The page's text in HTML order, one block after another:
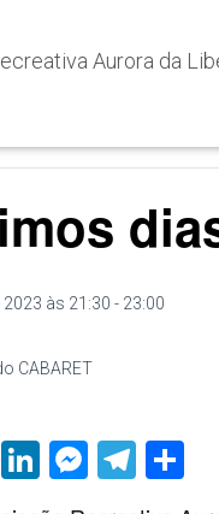
às 21:30 - 23:00
W Li
n
M
e
T
el h